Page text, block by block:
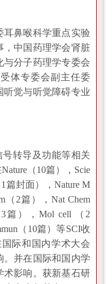
鼻喉科学重点实验
，中国药理学会肾脏
分子药理学专委会
体专委会副主任委
听觉与听觉障碍专业
转导及功能等相关
（10篇），Scie
篇封面），Nature M
（2篇），Nat Chem
篇），Mol cell （2
（10篇）等SCI收
际和国内学术大会
并在国际和国内学
术影响。获新基石研